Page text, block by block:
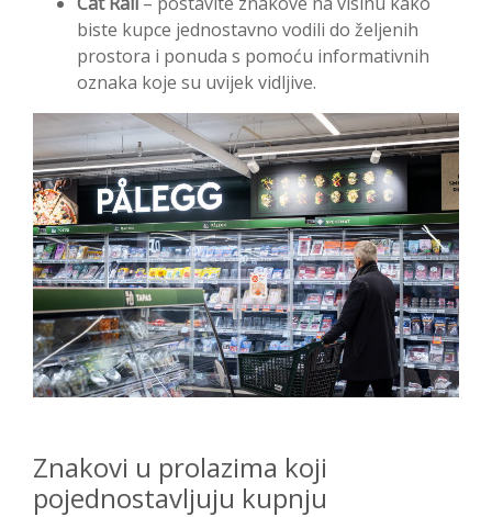
biste kupce jednostavno vodili do željenih
prostora i ponuda s pomoću informativnih
oznaka koje su uvijek vidljive.
Znakovi u prolazima koji
pojednostavljuju kupnju